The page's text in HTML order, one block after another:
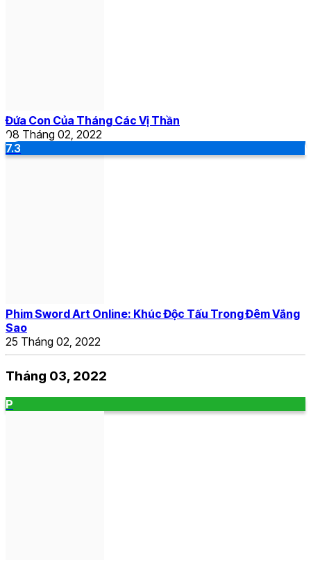
Đứa Con Của Tháng Các Vị Thần
08 Tháng 02, 2022
7.3
Phim Sword Art Online: Khúc Độc Tấu Trong Đêm Vắng
Sao
25 Tháng 02, 2022
Tháng 03, 2022
P